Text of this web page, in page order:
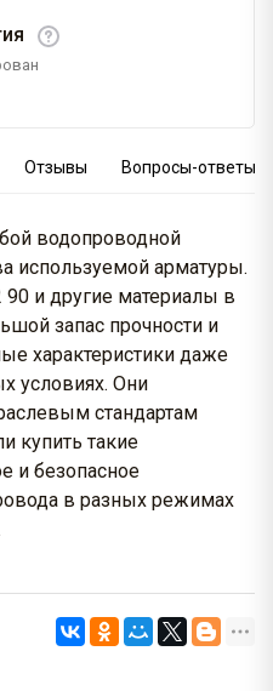
Отзывы Вопросы-ответы
водопроводной
используемой арматуры.
и другие материалы в
запас прочности и
характеристики даже
условиях. Они
стандартам
купить такие
и безопасное
в разных режимах